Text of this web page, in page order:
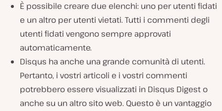
È possibile creare due elenchi: uno per utenti fidati
e un altro per utenti vietati. Tutti i commenti degli
utenti fidati vengono sempre approvati
automaticamente.
Disqus ha anche una grande comunità di utenti.
Pertanto, i vostri articoli e i vostri commenti
potrebbero essere visualizzati in Disqus Digest o
anche su un altro sito web. Questo è un vantaggio